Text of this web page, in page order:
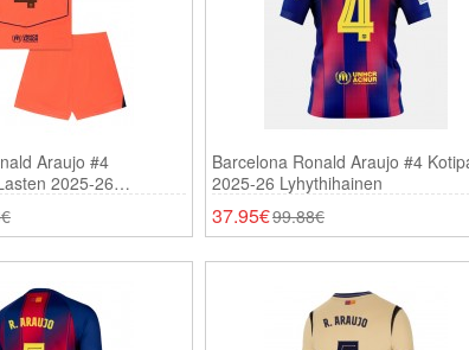
Araujo #4
2025-26
Shortsit)
Barcelona Ronald Araujo #4
2025-26 Lyhythihainen
37.95€99.88€